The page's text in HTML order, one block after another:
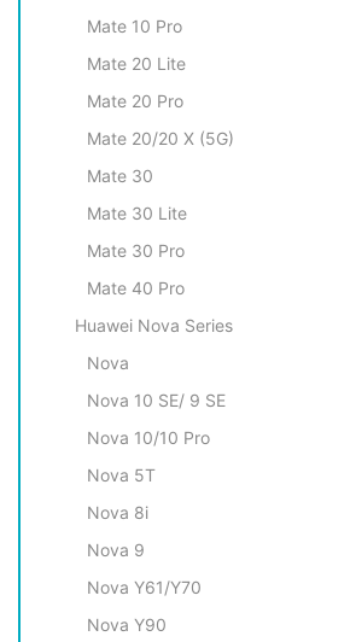
Mate 10 Pro
Mate 20 Lite
Mate 20 Pro
Mate 20/20 X (5G)
Mate 30
Mate 30 Lite
Mate 30 Pro
Mate 40 Pro
Huawei Nova Series
Nova
Nova 10 SE/ 9 SE
Nova 10/10 Pro
Nova 5T
Nova 8i
Nova 9
Nova Y61/Y70
Nova Y90